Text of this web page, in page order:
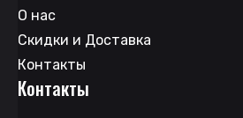
О нас
Скидки и Доставка
Контакты
Контакты